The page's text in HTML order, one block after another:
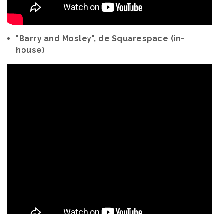
"Barry and Mosley", de Squarespace (in-
house)